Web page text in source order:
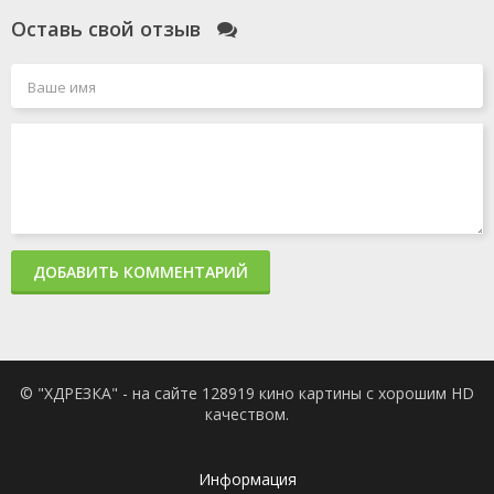
Оставь свой отзыв
ДОБАВИТЬ КОММЕНТАРИЙ
© "ХДРЕЗКА" - на сайте 128919 кино картины с хорошим HD
качеством.
Информация